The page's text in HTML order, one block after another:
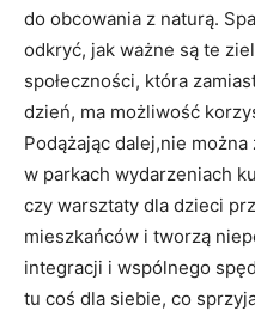
do obcowania z naturą.
odkryć, jak ważne są ⁤te
społeczności, która
dzień,‌ ma możliwość
Podążając dalej,nie
w‌ parkach wydarzeniach
czy warsztaty dla dzieci
mieszkańców i tworzą
integracji ⁢i wspólnego
tu coś dla siebie, co